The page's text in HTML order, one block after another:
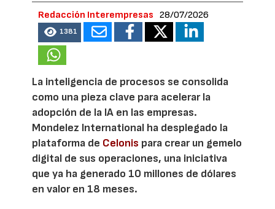
Redacción Interempresas 28/07/2026
1381
La inteligencia de procesos se consolida
como una pieza clave para acelerar la
adopción de la IA en las empresas.
Mondelez International ha desplegado la
plataforma de Celonis para crear un gemelo
digital de sus operaciones, una iniciativa
que ya ha generado 10 millones de dólares
en valor en 18 meses.